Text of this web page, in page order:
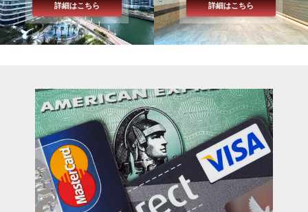
詳細はこちら 詳細はこちら